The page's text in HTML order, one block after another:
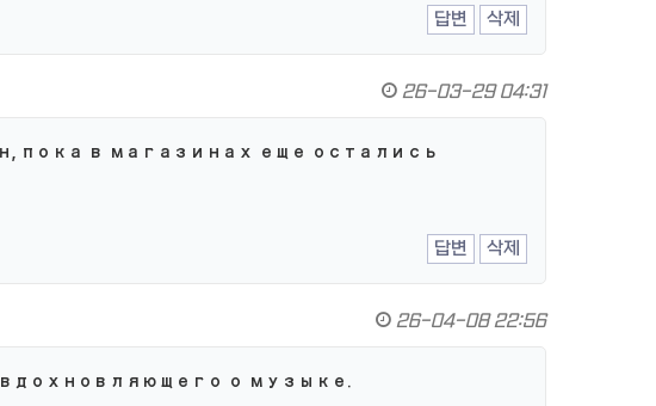
답변
삭제
26-03-29 04:31
пока в магазинах еще остались
답변
삭제
26-04-08 22:56
о музыке.